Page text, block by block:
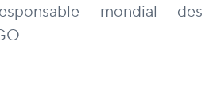
mondial des